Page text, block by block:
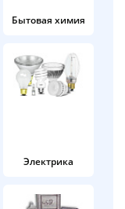
Бытовая химия
Электрика
раз в 2